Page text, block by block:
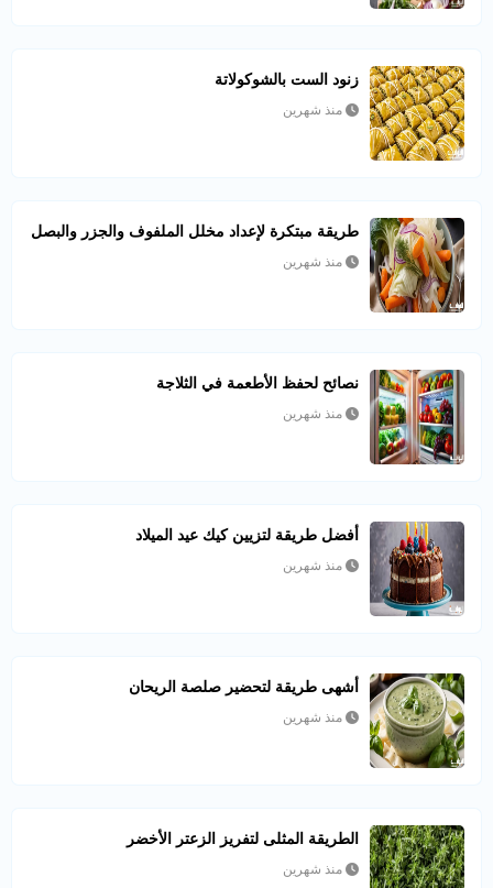
زنود الست بالشوكولاتة
منذ شهرين
طريقة مبتكرة لإعداد مخلل الملفوف والجزر والبصل
منذ شهرين
نصائح لحفظ الأطعمة في الثلاجة
منذ شهرين
أفضل طريقة لتزيين كيك عيد الميلاد
منذ شهرين
أشهى طريقة لتحضير صلصة الريحان
منذ شهرين
الطريقة المثلى لتفريز الزعتر الأخضر
منذ شهرين